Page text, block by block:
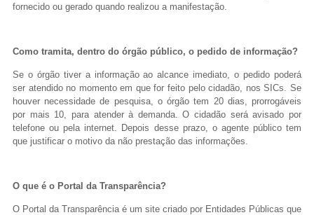
fornecido ou gerado quando realizou a manifestação.
Como tramita, dentro do órgão público, o pedido de informação?
Se o órgão tiver a informação ao alcance imediato, o pedido poderá
ser atendido no momento em que for feito pelo cidadão, nos SICs. Se
houver necessidade de pesquisa, o órgão tem 20 dias, prorrogáveis
por mais 10, para atender à demanda. O cidadão será avisado por
telefone ou pela internet. Depois desse prazo, o agente público tem
que justificar o motivo da não prestação das informações.
O que é o Portal da Transparência?
O Portal da Transparência é um site criado por Entidades Públicas que